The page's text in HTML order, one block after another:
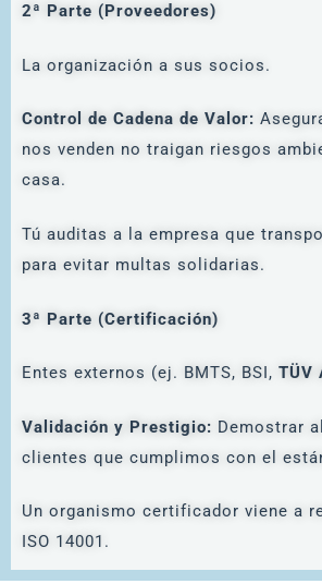
2ª Parte (Proveedores)
La organización a sus socios.
Control de Cadena de Valor:
nos venden no traigan riesgos
casa.
Tú auditas a la empresa que
para evitar multas solidarias.
3ª Parte (Certificación)
Entes externos (ej. BMTS, BSI, TÜV
Validación y Prestigio: Demostrar
clientes que cumplimos con el
Un organismo certificador viene a
ISO 14001.